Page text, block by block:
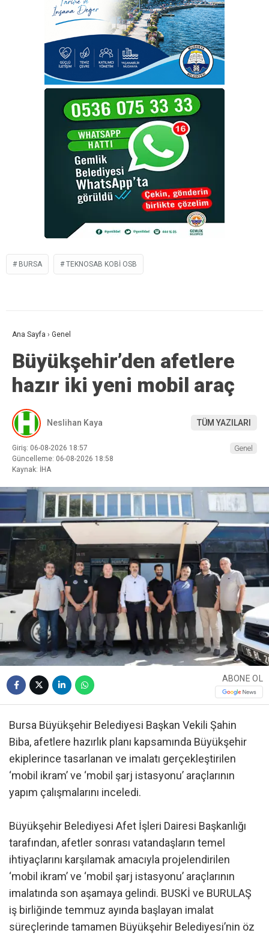
BURSA TEKNOSAB KOBİ OSB
Ana Sayfa › Genel
Büyükşehir’den afetlere
hazır iki yeni mobil araç
Neslihan Kaya TÜM YAZILARI
Giriş: 06-08-2026 18:57
Güncelleme: 06-08-2026 18:58
Kaynak: İHA
Genel
ABONE OL
Bursa Büyükşehir Belediyesi Başkan Vekili Şahin
Biba, afetlere hazırlık planı kapsamında Büyükşehir
ekiplerince tasarlanan ve imalatı gerçekleştirilen
‘mobil ikram’ ve ‘mobil şarj istasyonu’ araçlarının
yapım çalışmalarını inceledi.
Büyükşehir Belediyesi Afet İşleri Dairesi Başkanlığı
tarafından, afetler sonrası vatandaşların temel
ihtiyaçlarını karşılamak amacıyla projelendirilen
‘mobil ikram’ ve ‘mobil şarj istasyonu’ araçlarının
imalatında son aşamaya gelindi. BUSKİ ve BURULAŞ
iş birliğinde temmuz ayında başlayan imalat
süreçlerinde tamamen Büyükşehir Belediyesi’nin öz